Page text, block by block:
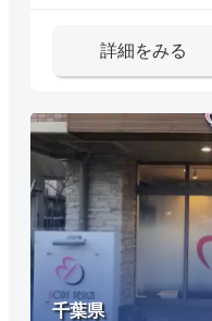
詳細をみる
千葉県